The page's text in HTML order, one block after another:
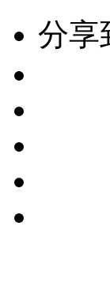
分享